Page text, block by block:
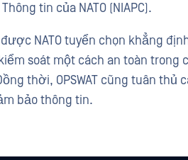
tin của NATO (NIAPC).
NATO tuyển chọn khẳng
soát một cách an toàn
thời, OPSWAT cũng tuân
bảo thông tin.